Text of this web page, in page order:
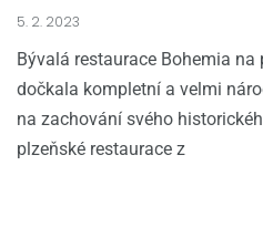
5. 2. 2023
Bývalá restaurace Bohemia
dočkala kompletní a velmi
na zachování svého
plzeňské restaurace z